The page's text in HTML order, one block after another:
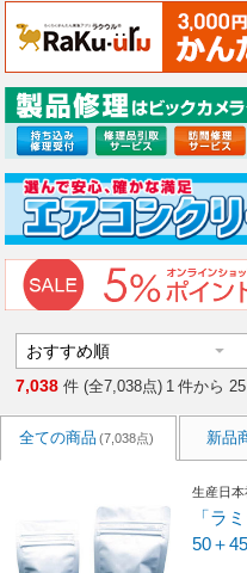
7,038 件 (全7,038点) 1 件から 25
全ての商品 (7,038点) 新品
生産日本
「ラ
50＋